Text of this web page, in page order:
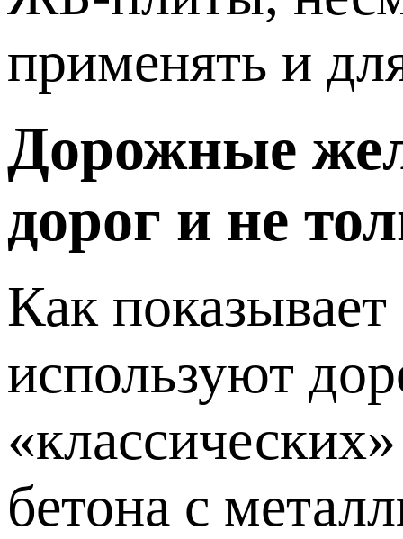
применять и
Дорожные
дорог и не
Как
используют
бетона с